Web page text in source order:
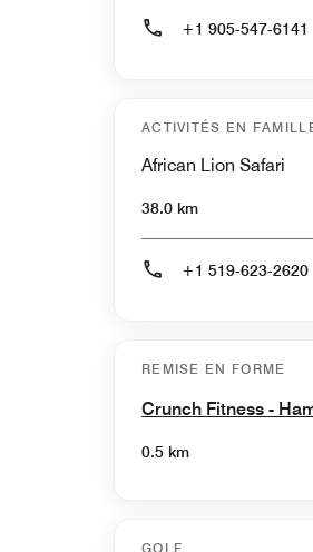
+1 905-547-6141
ACTIVITÉS EN
African Lion Safari
38.0 km
+1 519-623-2620
REMISE EN FORME
Crunch Fitness -
0.5 km
GOLF